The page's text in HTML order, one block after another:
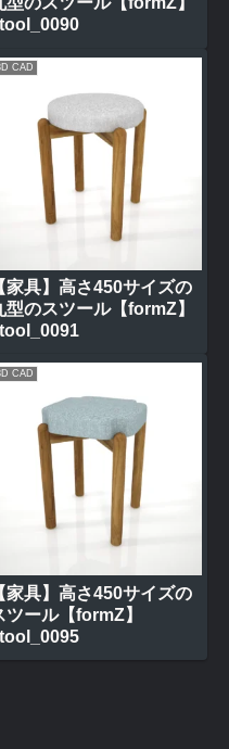
CAD
家具】高さ450サイズの
型のスツール【formZ】
CAD
家具】高さ450サイズの
ツール【formZ】